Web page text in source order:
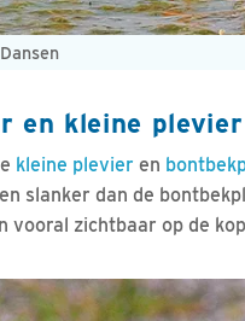
en kleine plevier
kleine plevier en
slanker dan de
vooral zichtbaar op de